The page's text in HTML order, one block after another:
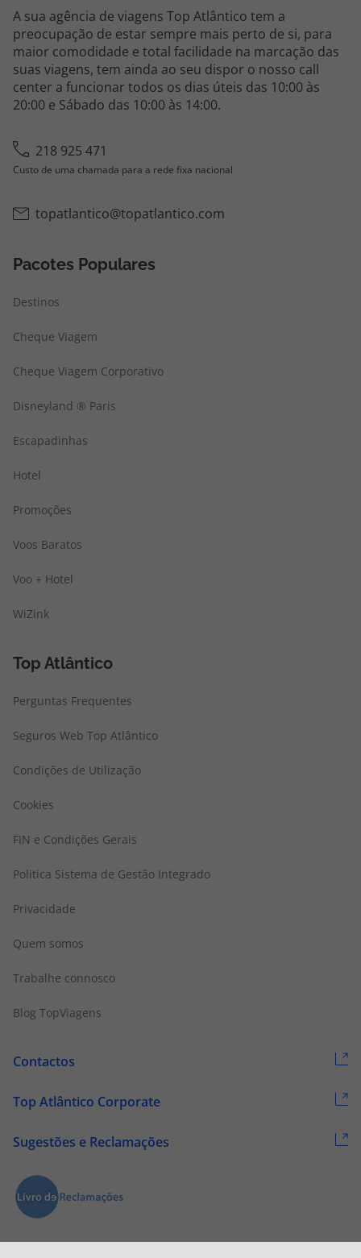
A sua agência de viagens Top Atlântico tem a
preocupação de estar sempre mais perto de si, para
maior comodidade e total facilidade na marcação das
suas viagens, tem ainda ao seu dispor o nosso call
center a funcionar todos os dias úteis das 10:00 às
20:00 e Sábado das 10:00 às 14:00.
218 925 471
Custo de uma chamada para a rede fixa nacional
topatlantico@topatlantico.com
Pacotes Populares
Destinos
Cheque Viagem
Cheque Viagem Corporativo
Disneyland ® Paris
Escapadinhas
Hotel
Promoções
Voos Baratos
Voo + Hotel
WiZink
Top Atlântico
Perguntas Frequentes
Seguros Web Top Atlântico
Condições de Utilização
Cookies
FIN e Condições Gerais
Politica Sistema de Gestão Integrado
Privacidade
Quem somos
Trabalhe connosco
Blog TopViagens
Contactos
Top Atlântico Corporate
Sugestões e Reclamações